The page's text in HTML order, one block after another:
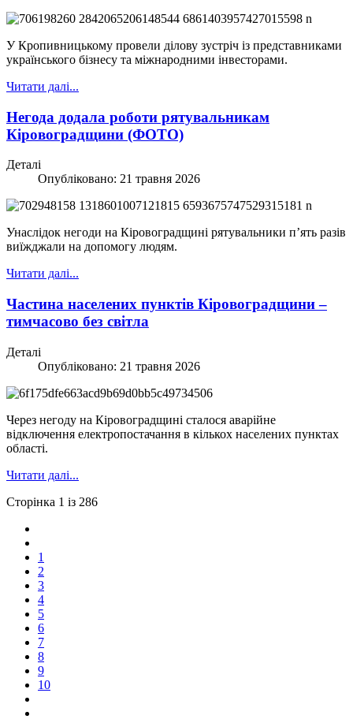
У Кропивницькому провели ділову зустріч із представниками
українського бізнесу та міжнародними інвесторами.
Читати далі...
Негода додала роботи рятувальникам
Кіровоградщини (ФОТО)
Деталі
Опубліковано: 21 травня 2026
Унаслідок негоди на Кіровоградщині рятувальники п’ять разів
виїжджали на допомогу людям.
Читати далі...
Частина населених пунктів Кіровоградщини –
тимчасово без світла
Деталі
Опубліковано: 21 травня 2026
Через негоду на Кіровоградщині сталося аварійне
відключення електропостачання в кількох населених пунктах
області.
Читати далі...
Сторінка 1 із 286
1
2
3
4
5
6
7
8
9
10